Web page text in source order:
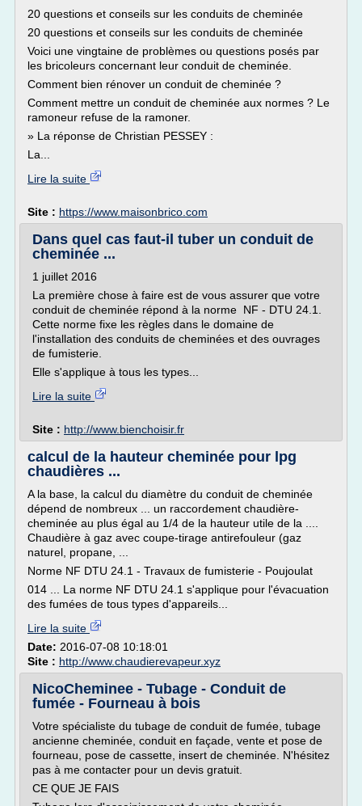
20 questions et conseils sur les conduits de cheminée
20 questions et conseils sur les conduits de cheminée
Voici une vingtaine de problèmes ou questions posés par
les bricoleurs concernant leur conduit de cheminée.
Comment bien rénover un conduit de cheminée ?
Comment mettre un conduit de cheminée aux normes ? Le
ramoneur refuse de la ramoner.
» La réponse de Christian PESSEY :
La...
Lire la suite
Site : https://www.maisonbrico.com
Dans quel cas faut-il tuber un conduit de
cheminée ...
1 juillet 2016
La première chose à faire est de vous assurer que votre
conduit de cheminée répond à la norme NF - DTU 24.1.
Cette norme fixe les règles dans le domaine de
l'installation des conduits de cheminées et des ouvrages
de fumisterie.
Elle s'applique à tous les types...
Lire la suite
Site : http://www.bienchoisir.fr
calcul de la hauteur cheminée pour lpg
chaudières ...
A la base, la calcul du diamètre du conduit de cheminée
dépend de nombreux ... un raccordement chaudière-
cheminée au plus égal au 1/4 de la hauteur utile de la ....
Chaudière à gaz avec coupe-tirage antirefouleur (gaz
naturel, propane, ...
Norme NF DTU 24.1 - Travaux de fumisterie - Poujoulat
014 ... La norme NF DTU 24.1 s'applique pour l'évacuation
des fumées de tous types d'appareils...
Lire la suite
Date: 2016-07-08 10:18:01
Site : http://www.chaudierevapeur.xyz
NicoCheminee - Tubage - Conduit de
fumée - Fourneau à bois
Votre spécialiste du tubage de conduit de fumée, tubage
ancienne cheminée, conduit en façade, vente et pose de
fourneau, pose de cassette, insert de cheminée. N'hésitez
pas à me contacter pour un devis gratuit.
CE QUE JE FAIS